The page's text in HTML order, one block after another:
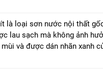
là loại sơn nước nội thất
lau sạch mà không ảnh
và được dán nhãn xanh